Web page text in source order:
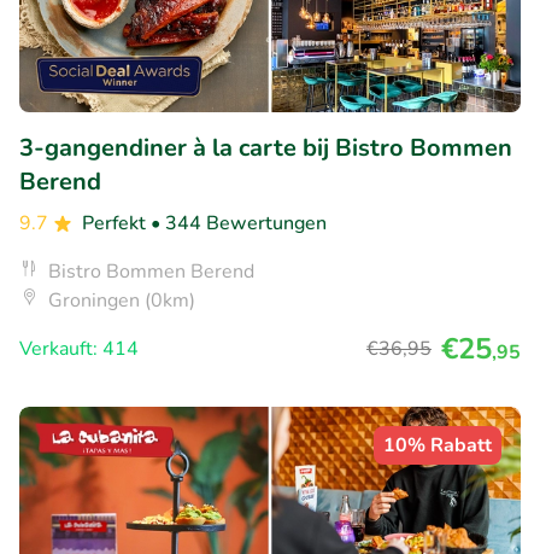
3-gangendiner à la carte bij Bistro Bommen
Berend
9.7 Perfekt • 344 Bewertungen
Bistro Bommen Berend
Groningen (0km)
Verkauft: 414
€36,95 €25,95
10% Rabatt